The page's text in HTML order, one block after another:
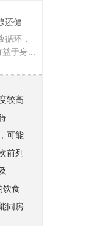
还健
环，
于身...
较高
可能
前列
饮食
同房